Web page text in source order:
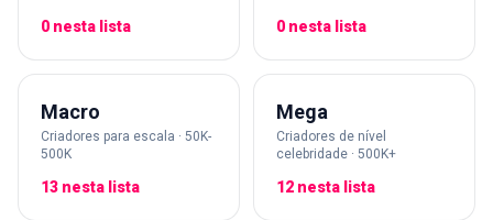
0 nesta lista 0 nesta lista
Macro
Criadores para escala · 50K-
500K
13 nesta lista
Mega
Criadores de nível
celebridade · 500K+
12 nesta lista